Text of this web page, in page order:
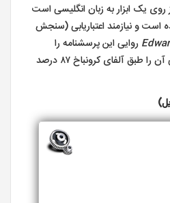
یک ابزار به زبان انگلیسی است
است و نیازمند اعتباریابی (سنجش
روایی این پرسشنامه را
مطلوب گزارش کرده و پایایی آن را طبق آلفای کرونباخ ۸۷ درصد